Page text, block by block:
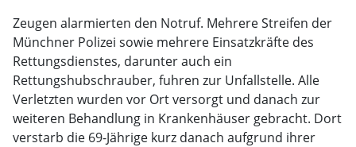
Zeugen alarmierten den Notruf. Mehrere Streifen der
Münchner Polizei sowie mehrere Einsatzkräfte des
Rettungsdienstes, darunter auch ein
Rettungshubschrauber, fuhren zur Unfallstelle. Alle
Verletzten wurden vor Ort versorgt und danach zur
weiteren Behandlung in Krankenhäuser gebracht. Dort
verstarb die 69-Jährige kurz danach aufgrund ihrer